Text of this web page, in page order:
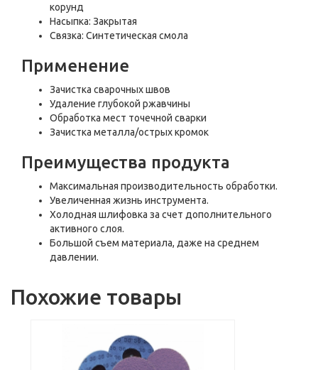
корунд
Насыпка: Закрытая
Связка: Синтетическая смола
Применение
Зачистка сварочных швов
Удаление глубокой ржавчины
Обработка мест точечной сварки
Зачистка металла/острых кромок
Преимущества продукта
Максимальная производительность обработки.
Увеличенная жизнь инструмента.
Холодная шлифовка за счет дополнительного
активного слоя.
Большой съем материала, даже на среднем
давлении.
Похожие товары